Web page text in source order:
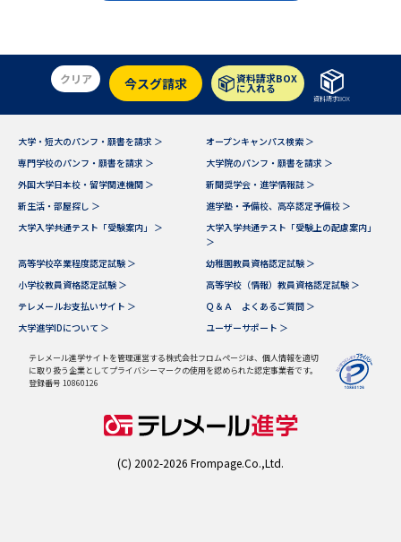
クリア 今スグ請求 資料請求BOX
に入れる
資料請求BOX
大学・短大のパンフ・願書を請求 ＞
オープンキャンパス検索 ＞
専門学校のパンフ・願書を請求 ＞
大学院のパンフ・願書を請求 ＞
外国大学日本校・留学関連機関 ＞
新聞奨学会・進学情報誌 ＞
新生活・部屋探し ＞
進学塾・予備校、高卒認定予備校 ＞
大学入学共通テスト「受験案内」 ＞
大学入学共通テスト「受験上の配慮案内」
＞
高等学校卒業程度認定試験 ＞
幼稚園教員資格認定試験 ＞
小学校教員資格認定試験 ＞
高等学校（情報）教員資格認定試験 ＞
テレメールお支払いサイト ＞
Ｑ＆Ａ よくあるご質問 ＞
大学進学IDについて ＞
ユーザーサポート ＞
テレメール進学サイトを管理運営する株式会社フロムページは、個人情報を適切
に取り扱う企業としてプライバシーマークの使用を認められた認定事業者です。
登録番号 10860126
(C) 2002-2026 Frompage.Co.,Ltd.